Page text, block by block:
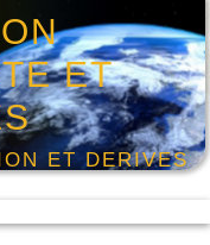
ET
ET DERIVES